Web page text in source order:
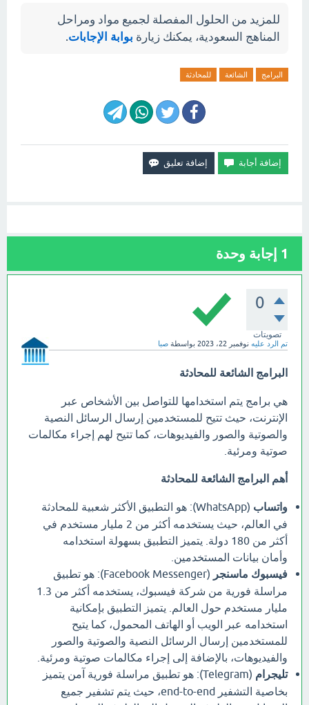
للمزيد من الحلول المفصلة لجميع مواد ومراحل
المناهج السعودية، يمكنك زيارة بوابة الإجابات.
البرامج الشائعة للمحادثة
1 إجابة وحدة
0
تصويتات
تم الرد عليه نوفمبر 22، 2023 بواسطة صبا
البرامج الشائعة للمحادثة
هي برامج يتم استخدامها للتواصل بين الأشخاص عبر
الإنترنت، حيث تتيح للمستخدمين إرسال الرسائل النصية
والصوتية والصور والفيديوهات، كما تتيح لهم إجراء مكالمات
صوتية ومرئية.
أهم البرامج الشائعة للمحادثة
واتساب
(WhatsApp): هو التطبيق الأكثر شعبية للمحادثة
في العالم، حيث يستخدمه أكثر من 2 مليار مستخدم في
أكثر من 180 دولة. يتميز التطبيق بسهولة استخدامه
وأمان بيانات المستخدمين.
فيسبوك ماسنجر
(Facebook Messenger): هو تطبيق
مراسلة فورية من شركة فيسبوك، يستخدمه أكثر من 1.3
مليار مستخدم حول العالم. يتميز التطبيق بإمكانية
استخدامه عبر الويب أو الهاتف المحمول، كما يتيح
للمستخدمين إرسال الرسائل النصية والصوتية والصور
والفيديوهات، بالإضافة إلى إجراء مكالمات صوتية ومرئية.
تليجرام
(Telegram): هو تطبيق مراسلة فورية آمن يتميز
بخاصية التشفير end-to-end، حيث يتم تشفير جميع